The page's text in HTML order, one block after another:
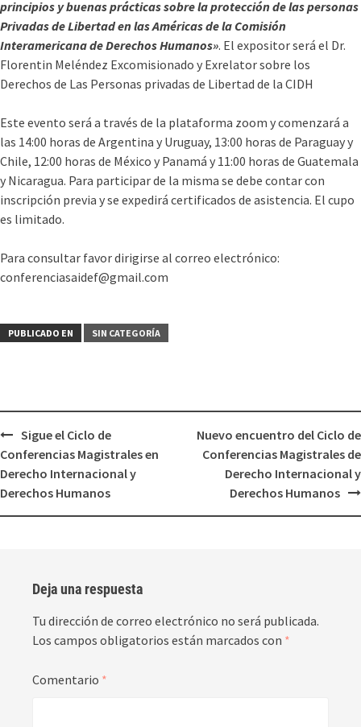
principios y buenas prácticas sobre la protección de las personas
Privadas de Libertad en las Américas de la Comisión
Interamericana de Derechos Humanos». El expositor será el Dr.
Florentin Meléndez Excomisionado y Exrelator sobre los
Derechos de Las Personas privadas de Libertad de la CIDH
Este evento será a través de la plataforma zoom y comenzará a
las 14:00 horas de Argentina y Uruguay, 13:00 horas de Paraguay y
Chile, 12:00 horas de México y Panamá y 11:00 horas de Guatemala
y Nicaragua. Para participar de la misma se debe contar con
inscripción previa y se expedirá certificados de asistencia. El cupo
es limitado.
Para consultar favor dirigirse al correo electrónico:
conferenciasaidef@gmail.com
PUBLICADO EN SIN CATEGORÍA
Sigue el Ciclo de
Conferencias Magistrales en
Derecho Internacional y
Derechos Humanos
Nuevo encuentro del Ciclo de
Conferencias Magistrales de
Derecho Internacional y
Derechos Humanos
Deja una respuesta
Tu dirección de correo electrónico no será publicada.
Los campos obligatorios están marcados con *
Comentario *